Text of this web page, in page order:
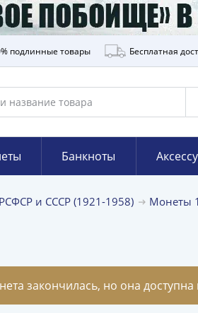
подлинные товары Бесплатная
Банкноты
РСФСР и СССР (1921-1958) Монеты